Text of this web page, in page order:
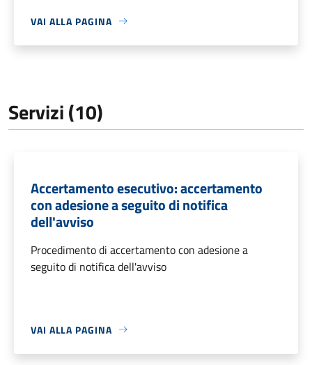
VAI ALLA PAGINA
Servizi (10)
Accertamento esecutivo: accertamento
con adesione a seguito di notifica
dell'avviso
Procedimento di accertamento con adesione a
seguito di notifica dell'avviso
VAI ALLA PAGINA